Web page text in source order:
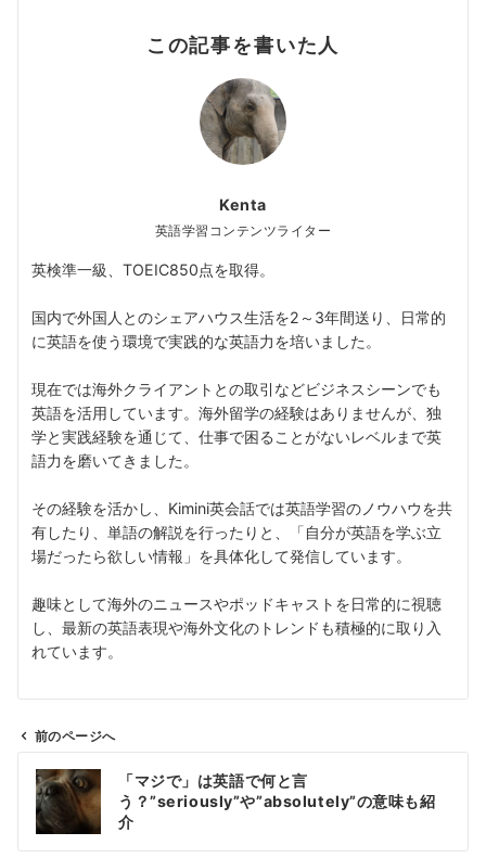
この記事を書いた人
Kenta
英語学習コンテンツライター
英検準一級、TOEIC850点を取得。
国内で外国人とのシェアハウス生活を2～3年間送り、日常的
に英語を使う環境で実践的な英語力を培いました。
現在では海外クライアントとの取引などビジネスシーンでも
英語を活用しています。海外留学の経験はありませんが、独
学と実践経験を通じて、仕事で困ることがないレベルまで英
語力を磨いてきました。
その経験を活かし、Kimini英会話では英語学習のノウハウを共
有したり、単語の解説を行ったりと、「自分が英語を学ぶ立
場だったら欲しい情報」を具体化して発信しています。
趣味として海外のニュースやポッドキャストを日常的に視聴
し、最新の英語表現や海外文化のトレンドも積極的に取り入
れています。
ビ
前のページへ
「マジで」は英語で何と言
う？”seriously”や”absolutely”の意味も紹
介